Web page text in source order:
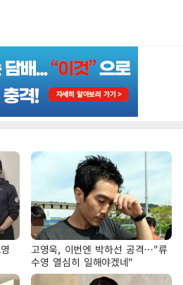
고영욱, 이번엔 박하선 공격…"류
수영 열심히 일해야겠네"